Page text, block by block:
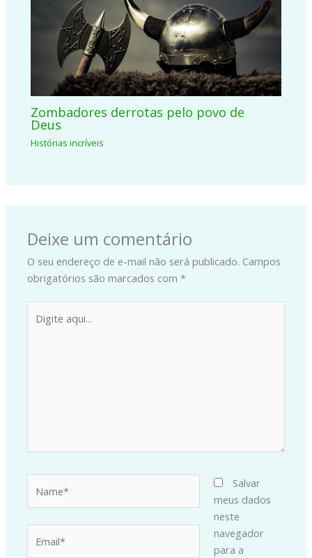
Zombadores derrotas pelo povo de
Deus
Histórias incríveis
Deixe um comentário
O seu endereço de e-mail não será publicado. Campos
obrigatórios são marcados com*
aqui...
Salvar
meus dados
neste
navegador
para a